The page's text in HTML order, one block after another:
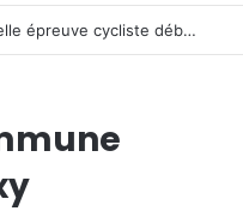
L’Étape du Graoully : une nouvelle épreuve cycliste débarque à Metz